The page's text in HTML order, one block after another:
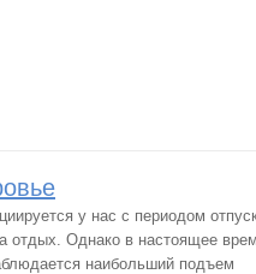
у нас с периодом
отдых. Однако в настоящее
наибольший подъем